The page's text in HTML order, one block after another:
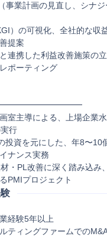
事業計画の見直し、シナ
）の可視化、全社的な収
提案
連携した利益改善施策の
ポーティング
室主導による、上場企業
行
投資を元にした、年8〜10
ナンス実務
・PL改善に深く踏み込み
PMIプロジェクト
経験5年以上
ティングファームでの